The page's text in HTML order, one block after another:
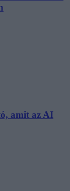
amit az AI